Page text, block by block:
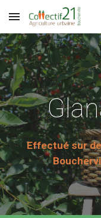
Skip to main content
Effectué sur